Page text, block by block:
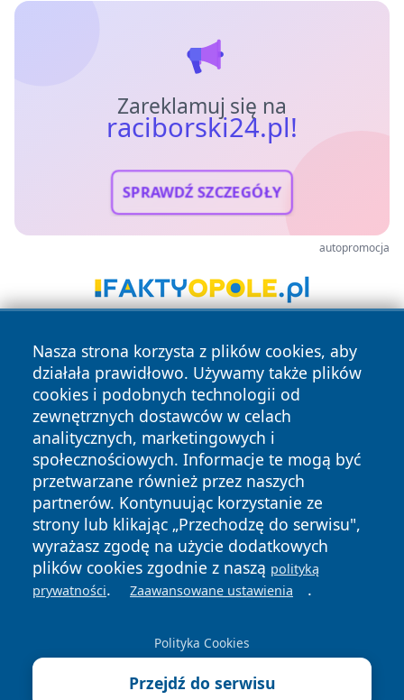
Zareklamuj się na
raciborski24.pl!
SPRAWDŹ SZCZEGÓŁY
autopromocja
Nasza strona korzysta z plików cookies, aby
działała prawidłowo. Używamy także plików
cookies i podobnych technologii od
zewnętrznych dostawców w celach
analitycznych, marketingowych i
społecznościowych. Informacje te mogą być
przetwarzane również przez naszych
partnerów. Kontynuując korzystanie ze
strony lub klikając „Przechodzę do serwisu",
wyrażasz zgodę na użycie dodatkowych
plików cookies zgodnie z naszą polityką
prywatności. Zaawansowane ustawienia .
Polityka Cookies
Przejdź do serwisu
Copyright © 2026 raciborski24.pl Wszystkie prawa
zastrzeżone.
News Autorzy
Polityka
Prywatności
Polityka
Cookies